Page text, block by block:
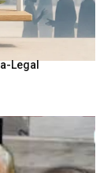
Legal